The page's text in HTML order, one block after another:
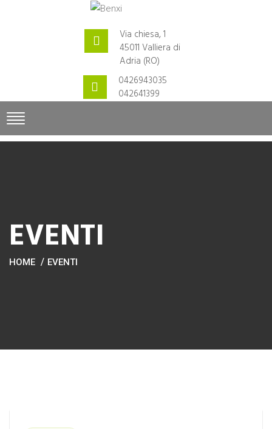
Via chiesa, 1
45011 Valliera di
Adria (RO)
0426943035
042641399
EVENTI
HOME EVENTI